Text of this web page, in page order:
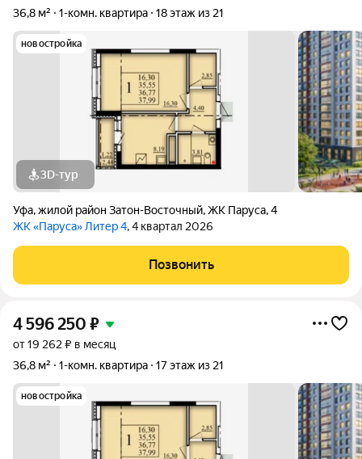
36,8 м² 1-комн. квартира 18 этаж из 21
новостройка
3D-тур
Уфа,жилой район Затон-Восточный,ЖК Паруса,4
ЖК «Паруса» Литер 4, 4 квартал 2026
Позвонить
4 596 250 ₽
от 19 262 ₽ в месяц
36,8 м²
1-комн. квартира 17 этаж из 21
новостройка